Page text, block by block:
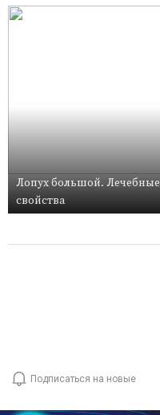
Лопух большой. Лечебные
свойства
Подписаться на новые